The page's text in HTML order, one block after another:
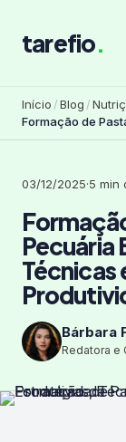
tarefio.
Início /Blog /
Formação de
Estratégias,
03/12/2025·5 min
Pecuária
Técnicas
Bárbara
Redatora e